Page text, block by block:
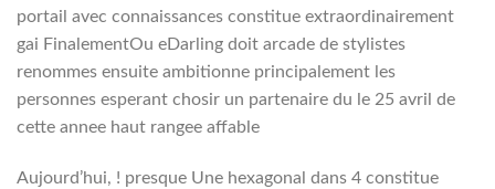
portail avec connaissances constitue extraordinairement
gai FinalementOu eDarling doit arcade de stylistes
renommes ensuite ambitionne principalement les
personnes esperant chosir un partenaire du le 25 avril de
cette annee haut rangee affable
Aujourd’hui, ! presque Une hexagonal dans 4 constitue